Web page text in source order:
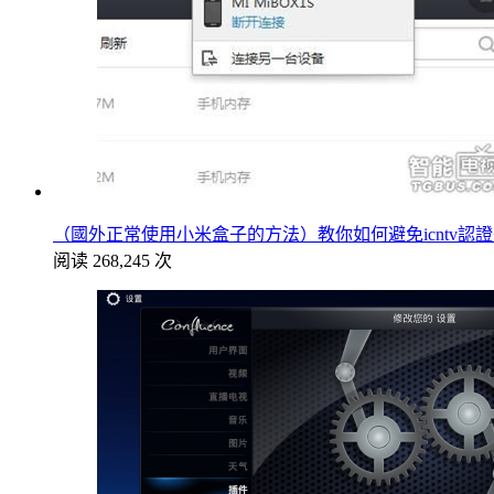
（國外正常使用小米盒子的方法）教你如何避免icntv認
阅读 268,245 次